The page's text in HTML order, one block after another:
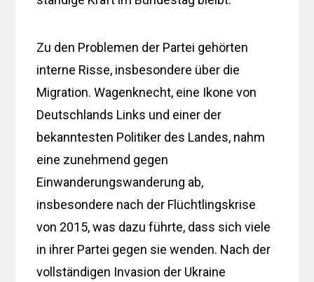
Zu den Problemen der Partei gehörten
interne Risse, insbesondere über die
Migration. Wagenknecht, eine Ikone von
Deutschlands Links und einer der
bekanntesten Politiker des Landes, nahm
eine zunehmend gegen
Einwanderungswanderung ab,
insbesondere nach der Flüchtlingskrise
von 2015, was dazu führte, dass sich viele
in ihrer Partei gegen sie wenden. Nach der
vollständigen Invasion der Ukraine